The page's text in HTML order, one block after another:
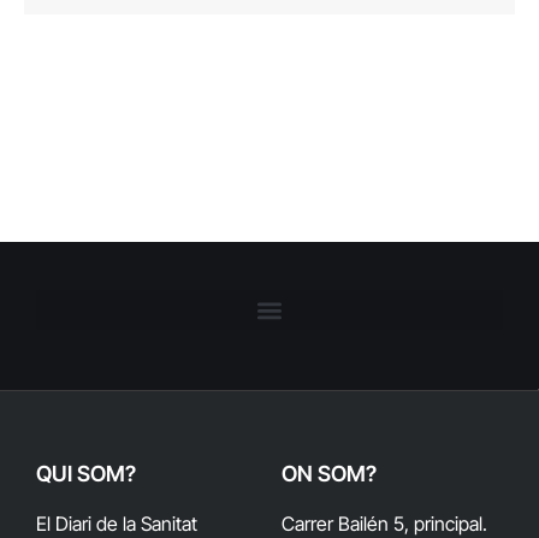
QUI SOM?
El Diari de la Sanitat
ON SOM?
Carrer Bailén 5, principal.